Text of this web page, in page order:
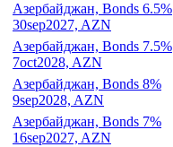
Азербайджан, Bonds 6.5%
30sep2027, AZN
Азербайджан, Bonds 7.5%
7oct2028, AZN
Азербайджан, Bonds 8%
9sep2028, AZN
Азербайджан, Bonds 7%
16sep2027, AZN